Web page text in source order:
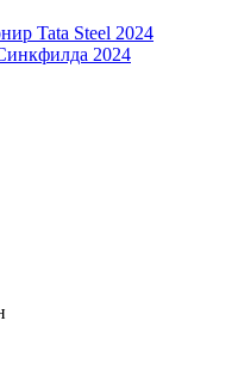
Tata Steel 2024
2024